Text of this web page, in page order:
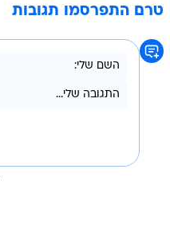
טרם התפרסמו תגובות